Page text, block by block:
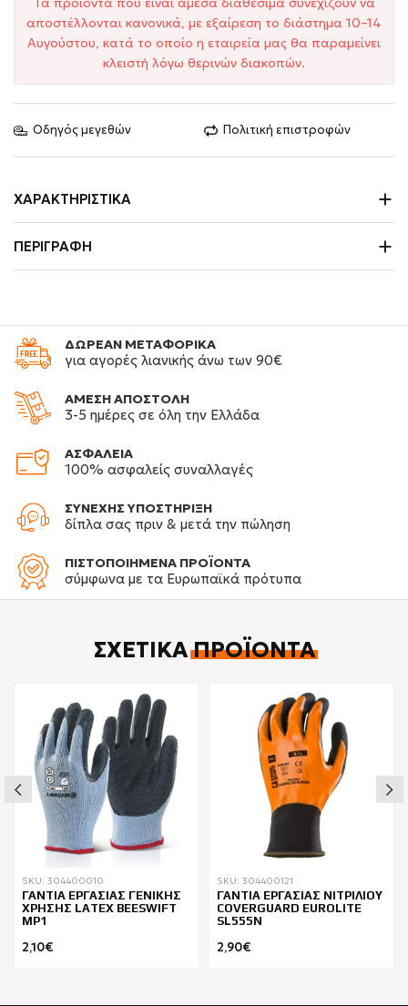
αποστέλλονται κανονικά, με εξαίρεση το διάστημα 10–14
Αυγούστου, κατά το οποίο η εταιρεία μας θα παραμείνει
κλειστή λόγω θερινών διακοπών.
Οδηγός μεγεθών Πολιτική επιστροφών
ΧΑΡΑΚΤΗΡΙΣΤΙΚΆ
ΠΕΡΙΓΡΑΦΉ
ΔΩΡΕΑΝ ΜΕΤΑΦΟΡΙΚΑ
για αγορές λιανικής άνω των 90€
ΑΜΕΣΗ ΑΠΟΣΤΟΛΗ
3-5 ημέρες σε όλη την Ελλάδα
ΑΣΦΑΛΕΙΑ
100% ασφαλείς συναλλαγές
ΣΥΝΕΧΗΣ ΥΠΟΣΤΗΡΙΞΗ
δίπλα σας πριν & μετά την πώληση
ΠΙΣΤΟΠΟΙΗΜΕΝΑ ΠΡΟΪΟΝΤΑ
σύμφωνα με τα Ευρωπαϊκά πρότυπα
ΣΧΕΤΙΚΆΠΡΟΪΌΝΤΑ
SKU: 304400010
ΓΑΝΤΙΑ ΕΡΓΑΣΙΑΣ ΓΕΝΙΚΗΣ
ΧΡΗΣΗΣ LATEX BEESWIFT
MP1
2,10€
SKU: 304400121
ΓΑΝΤΙΑ ΕΡΓΑΣΙΑΣ ΝΙΤΡΙΛΙΟΥ
COVERGUARD EUROLITE
SL555N
2,90€